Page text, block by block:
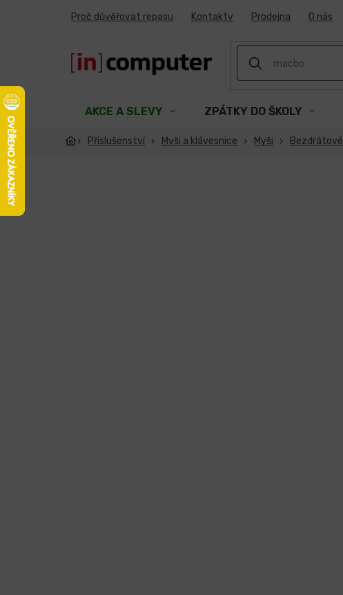
Proč důvěřovat repasu Kontakty Prodejna O nás
AKCE A SLEVY ZPÁTKY DO ŠKOLY
Příslušenství Myši a klávesnice Myši Bezdrátové